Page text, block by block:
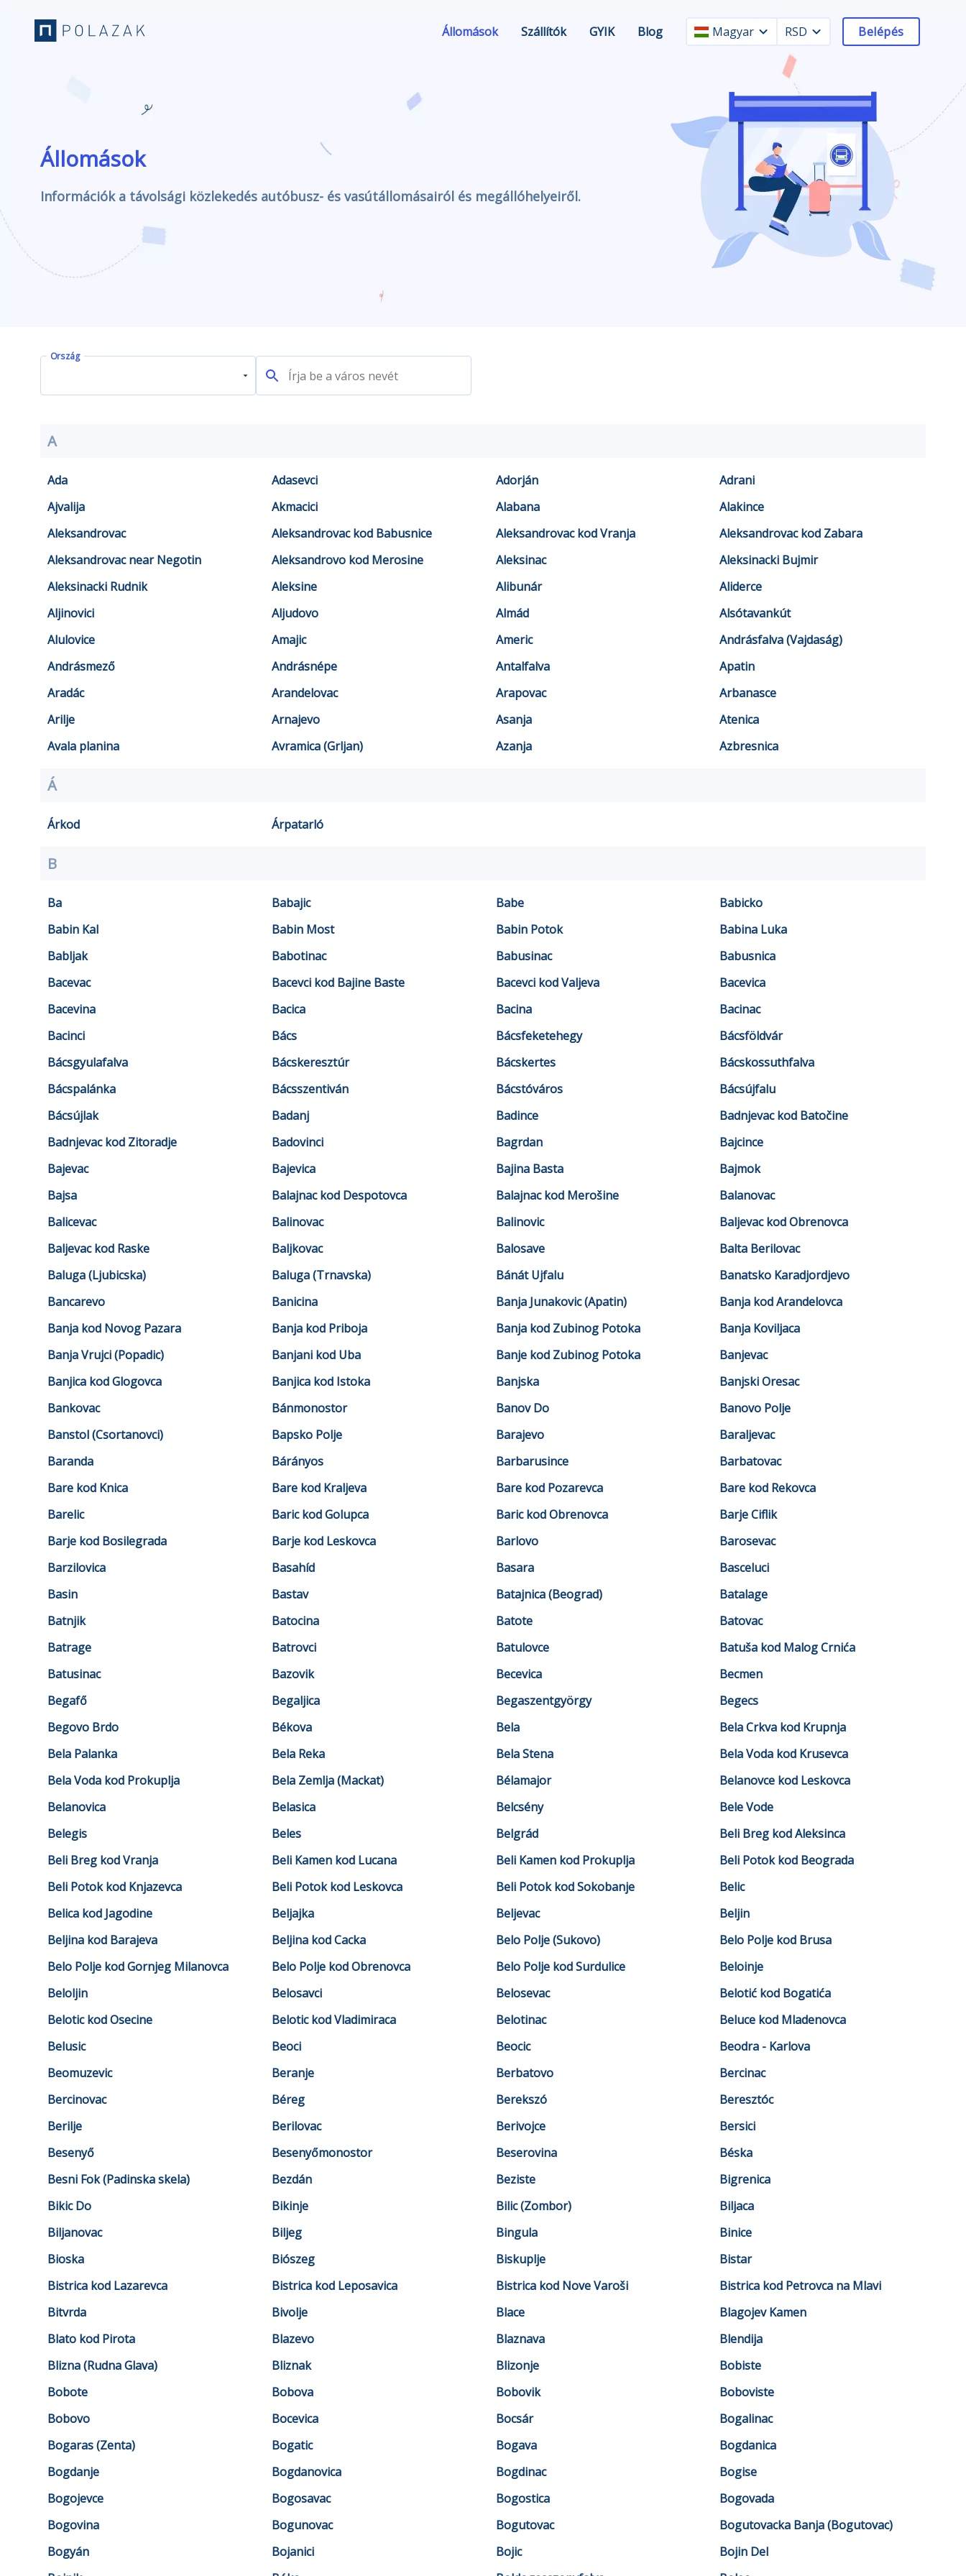
Állomások Szállítók GYIK Blog Magyar RSD Belépés
Állomások
Információk a távolsági közlekedés autóbusz- és vasútállomásairól és megállóhelyeiről.
Ország
A
Ada Adasevci Adorján
Adrani
Ajvalija
Akmacici Alabana
Alakince
Aleksandrovac
Aleksandrovac kod Babusnice Aleksandrovac kod Vranja
Aleksandrovac kod Zabara
Aleksandrovac near Negotin
Aleksandrovo kod Merosine Aleksinac
Aleksinacki Bujmir
Aleksinacki Rudnik
Aleksine Alibunár
Aliderce
Aljinovici
Aljudovo Almád
Alsótavankút
Alulovice
Amajic Americ
Andrásfalva (Vajdaság)
Andrásmező
Andrásnépe Antalfalva
Apatin
Aradác
Arandelovac Arapovac
Arbanasce
Arilje
Arnajevo Asanja
Atenica
Avala planina
Avramica (Grljan) Azanja Azbresnica
Á
Árkod Árpatarló
B
Ba Babajic Babe
Babicko
Babin Kal
Babin Most Babin Potok
Babina Luka
Babljak
Babotinac Babusinac
Babusnica
Bacevac
Bacevci kod Bajine Baste Bacevci kod Valjeva
Bacevica
Bacevina
Bacica Bacina
Bacinac
Bacinci
Bács Bácsfeketehegy
Bácsföldvár
Bácsgyulafalva
Bácskeresztúr Bácskertes
Bácskossuthfalva
Bácspalánka
Bácsszentiván Bácstóváros
Bácsújfalu
Bácsújlak
Badanj Badince
Badnjevac kod Batočine
Badnjevac kod Zitoradje
Badovinci Bagrdan
Bajcince
Bajevac
Bajevica Bajina Basta
Bajmok
Bajsa
Balajnac kod Despotovca Balajnac kod Merošine
Balanovac
Balicevac
Balinovac Balinovic
Baljevac kod Obrenovca
Baljevac kod Raske
Baljkovac Balosave
Balta Berilovac
Baluga (Ljubicska)
Baluga (Trnavska) Bánát Ujfalu
Banatsko Karadjordjevo
Bancarevo
Banicina Banja Junakovic (Apatin)
Banja kod Arandelovca
Banja kod Novog Pazara
Banja kod Priboja Banja kod Zubinog Potoka
Banja Koviljaca
Banja Vrujci (Popadic)
Banjani kod Uba Banje kod Zubinog Potoka
Banjevac
Banjica kod Glogovca
Banjica kod Istoka Banjska
Banjski Oresac
Bankovac
Bánmonostor Banov Do
Banovo Polje
Banstol (Csortanovci)
Bapsko Polje Barajevo
Baraljevac
Baranda
Bárányos Barbarusince
Barbatovac
Bare kod Knica
Bare kod Kraljeva Bare kod Pozarevca
Bare kod Rekovca
Barelic
Baric kod Golupca Baric kod Obrenovca
Barje Ciflik
Barje kod Bosilegrada
Barje kod Leskovca Barlovo
Barosevac
Barzilovica
Basahíd Basara
Basceluci
Basin
Bastav Batajnica (Beograd)
Batalage
Batnjik
Batocina Batote
Batovac
Batrage
Batrovci Batulovce
Batuša kod Malog Crnića
Batusinac
Bazovik Becevica
Becmen
Begafő
Begaljica Begaszentgyörgy
Begecs
Begovo Brdo
Békova Bela
Bela Crkva kod Krupnja
Bela Palanka
Bela Reka Bela Stena
Bela Voda kod Krusevca
Bela Voda kod Prokuplja
Bela Zemlja (Mackat) Bélamajor
Belanovce kod Leskovca
Belanovica
Belasica Belcsény
Bele Vode
Belegis
Beles Belgrád
Beli Breg kod Aleksinca
Beli Breg kod Vranja
Beli Kamen kod Lucana Beli Kamen kod Prokuplja
Beli Potok kod Beograda
Beli Potok kod Knjazevca
Beli Potok kod Leskovca Beli Potok kod Sokobanje
Belic
Belica kod Jagodine
Beljajka Beljevac
Beljin
Beljina kod Barajeva
Beljina kod Cacka Belo Polje (Sukovo)
Belo Polje kod Brusa
Belo Polje kod Gornjeg Milanovca
Belo Polje kod Obrenovca Belo Polje kod Surdulice
Beloinje
Beloljin
Belosavci Belosevac
Belotić kod Bogatića
Belotic kod Osecine
Belotic kod Vladimiraca Belotinac
Beluce kod Mladenovca
Belusic
Beoci Beocic
Beodra - Karlova
Beomuzevic
Beranje Berbatovo
Bercinac
Bercinovac
Béreg Berekszó
Beresztóc
Berilje
Berilovac Berivojce
Bersici
Besenyő
Besenyőmonostor Beserovina
Béska
Besni Fok (Padinska skela)
Bezdán Beziste
Bigrenica
Bikic Do
Bikinje Bilic (Zombor)
Biljaca
Biljanovac
Biljeg Bingula
Binice
Bioska
Biószeg Biskuplje
Bistar
Bistrica kod Lazarevca
Bistrica kod Leposavica Bistrica kod Nove Varoši
Bistrica kod Petrovca na Mlavi
Bitvrda
Bivolje Blace
Blagojev Kamen
Blato kod Pirota
Blazevo Blaznava
Blendija
Blizna (Rudna Glava)
Bliznak Blizonje
Bobiste
Bobote
Bobova Bobovik
Boboviste
Bobovo
Bocevica Bocsár
Bogalinac
Bogaras (Zenta)
Bogatic Bogava
Bogdanica
Bogdanje
Bogdanovica Bogdinac
Bogise
Bogojevce
Bogosavac Bogostica
Bogovada
Bogovina
Bogunovac Bogutovac
Bogutovacka Banja (Bogutovac)
Bogyán
Bojanici Bojic
Bojin Del